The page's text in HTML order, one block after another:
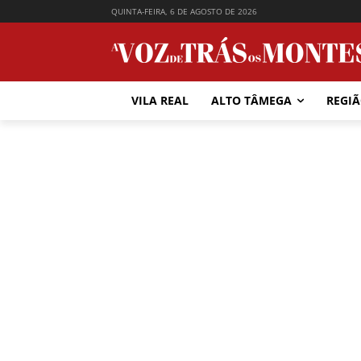
QUINTA-FEIRA, 6 DE AGOSTO DE 2026
VILA REAL ALTO TÂMEGA